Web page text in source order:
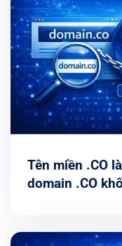
Tên miền .CO
domain .CO